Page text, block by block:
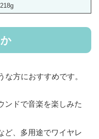
な方におすすめです。
ンドで音楽を楽しみた
ど、多用途でワイヤレ